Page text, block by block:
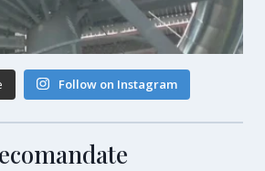
Follow on Instagram